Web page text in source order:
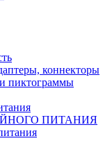
коннекторы
пиктограммы
ПИТАНИЯ